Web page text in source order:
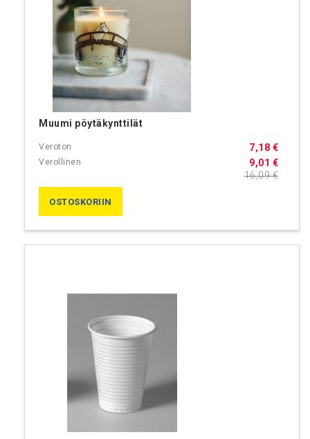
Muumi pöytäkynttilät
9,01 €
7,18 €
16,09 €
OSTOSKORIIN